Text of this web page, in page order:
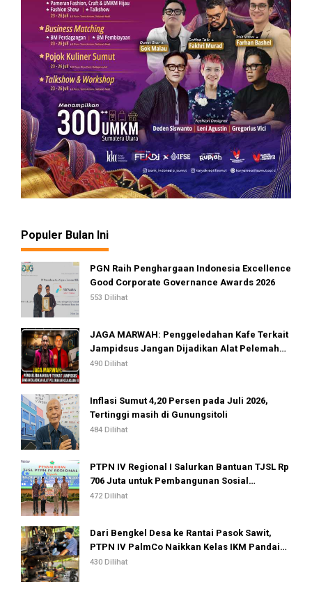
Populer Bulan Ini
PGN Raih Penghargaan Indonesia Excellence
Good Corporate Governance Awards 2026
553 Dilihat
JAGA MARWAH: Penggeledahan Kafe Terkait
Jampidsus Jangan Dijadikan Alat Pelemahan
Kejaksaan RI
490 Dilihat
Inflasi Sumut 4,20 Persen pada Juli 2026,
Tertinggi masih di Gunungsitoli
484 Dilihat
PTPN IV Regional I Salurkan Bantuan TJSL Rp
706 Juta untuk Pembangunan Sosial
Berkelanjutan
472 Dilihat
Dari Bengkel Desa ke Rantai Pasok Sawit,
PTPN IV PalmCo Naikkan Kelas IKM Pandai
Besi
430 Dilihat